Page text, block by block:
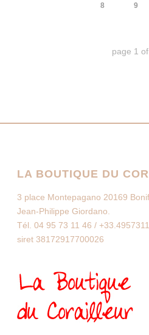
8 9
page 1 of
LA BOUTIQUE DU
3 place Montepagano 20169
Jean-Philippe Giordano.
Tél. 04 95 73 11 46 /
siret 38172917700026